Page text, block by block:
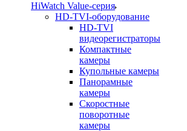
HiWatch Value-серия
HD-TVI-оборудование
HD-TVI
видеорегистраторы
Компактные
камеры
Купольные камеры
Панорамные
камеры
Скоростные
поворотные
камеры